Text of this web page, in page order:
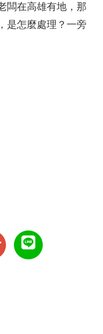
闆在高雄有地，那
是怎麼處理？一旁